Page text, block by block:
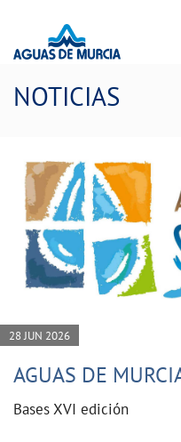
NOTICIAS
28 JUN 2026
AGUAS DE
Bases XVI edición